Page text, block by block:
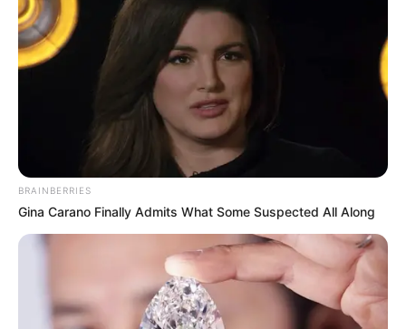
BRAINBERRIES
Gina Carano Finally Admits What Some Suspected All Along